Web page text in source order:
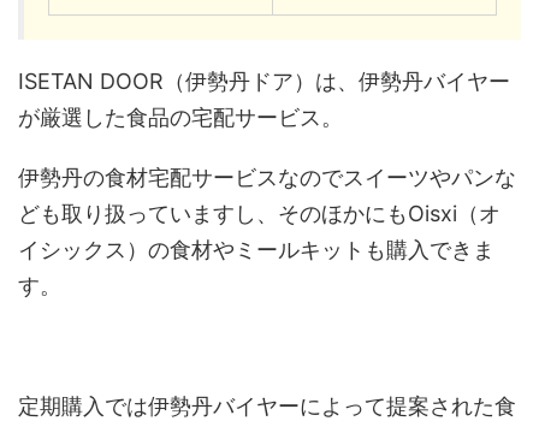
ISETAN DOOR（伊勢丹ドア）は、伊勢丹バイヤー
が厳選した食品の宅配サービス。
伊勢丹の食材宅配サービスなのでスイーツやパンな
ども取り扱っていますし、そのほかにもOisxi（オ
イシックス）の食材やミールキットも購入できま
す。
定期購入では伊勢丹バイヤーによって提案された食